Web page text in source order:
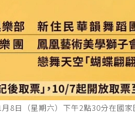
月8日（星期六）下午2點30分在國